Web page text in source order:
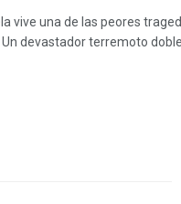
vive una de las peores
devastador terremoto doble